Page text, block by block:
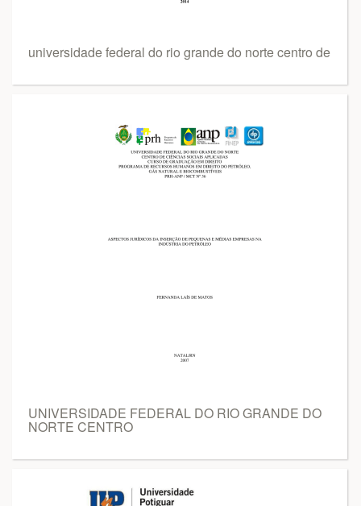
universidade federal do rio grande do norte centro de
UNIVERSIDADE FEDERAL DO RIO GRANDE DO
NORTE CENTRO